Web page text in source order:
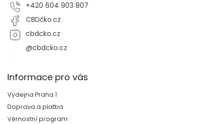
+420 604 903 807
CBDčko.cz
cbdcko.cz
@cbdcko.cz
Informace pro vás
Výdejna Praha 1
Doprava a platba
Věrnostní program